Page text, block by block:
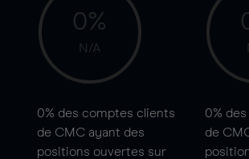
0%
N/A
0% des comptes clients
de CMC ayant des
positions ouvertes sur
0%
de